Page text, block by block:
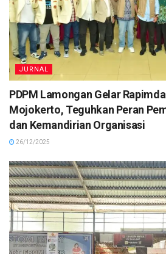
JURNAL
PDPM Lamongan Gelar
Mojokerto, Teguhkan Peran
dan Kemandirian Organisasi
26/12/2025